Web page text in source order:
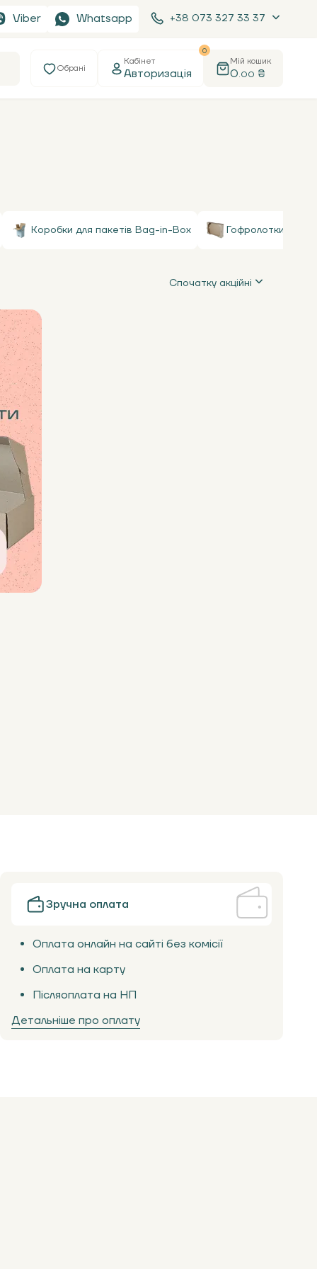
Viber Whatsapp +38 073 327 33 37
Обрані
Кабінет
Авторизація
0
Мій кошик
0.00 ₴
Коробки для пакетів Bag-in-Box Гофролотки
Спочатку акційні
Зручна оплата
Оплата онлайн на сайті без комісії
Оплата на карту
Післяоплата на НП
Детальніше про оплату